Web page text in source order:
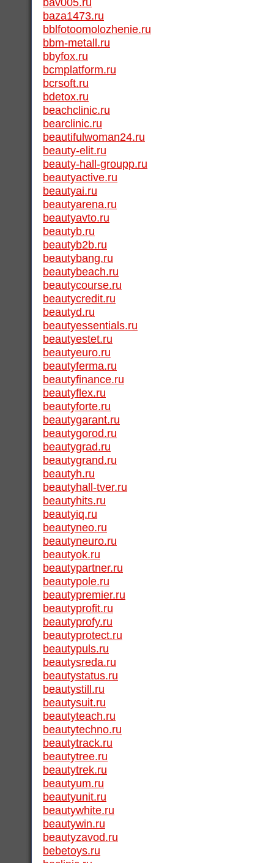
baza1473.ru
bblfotoomolozhenie.ru
bbm-metall.ru
bbyfox.ru
bcmplatform.ru
bcrsoft.ru
bdetox.ru
beachclinic.ru
bearclinic.ru
beautifulwoman24.ru
beauty-elit.ru
beauty-hall-groupp.ru
beautyactive.ru
beautyai.ru
beautyarena.ru
beautyavto.ru
beautyb.ru
beautyb2b.ru
beautybang.ru
beautybeach.ru
beautycourse.ru
beautycredit.ru
beautyd.ru
beautyessentials.ru
beautyestet.ru
beautyeuro.ru
beautyferma.ru
beautyfinance.ru
beautyflex.ru
beautyforte.ru
beautygarant.ru
beautygorod.ru
beautygrad.ru
beautygrand.ru
beautyh.ru
beautyhall-tver.ru
beautyhits.ru
beautyiq.ru
beautyneo.ru
beautyneuro.ru
beautyok.ru
beautypartner.ru
beautypole.ru
beautypremier.ru
beautyprofit.ru
beautyprofy.ru
beautyprotect.ru
beautypuls.ru
beautysreda.ru
beautystatus.ru
beautystill.ru
beautysuit.ru
beautyteach.ru
beautytechno.ru
beautytrack.ru
beautytree.ru
beautytrek.ru
beautyum.ru
beautyunit.ru
beautywhite.ru
beautywin.ru
beautyzavod.ru
bebetoys.ru